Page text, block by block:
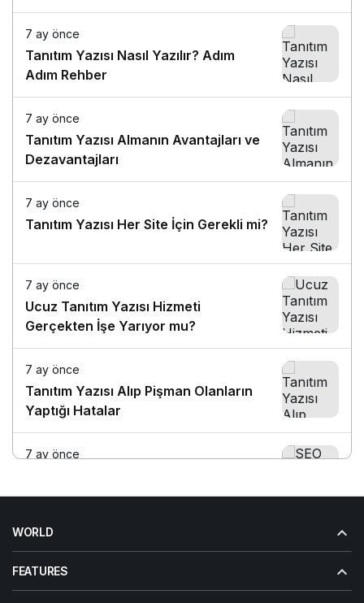
7 ay önce
Tanıtım Yazısı Nasıl Yazılır? Adım
Adım Rehber
7 ay önce
Tanıtım Yazısı Almanın Avantajları ve
Dezavantajları
7 ay önce
Tanıtım Yazısı Her Site İçin Gerekli mi?
7 ay önce
Ucuz Tanıtım Yazısı Hizmeti
Gerçekten İşe Yarıyor mu?
7 ay önce
Tanıtım Yazısı Alıp Pişman Olanların
Yaptığı Hatalar
7 ay önce
Stratejileri
7 ay önce
Tanıtım Yazısı Hâlâ Etkili mi?
WORLD
FEATURES